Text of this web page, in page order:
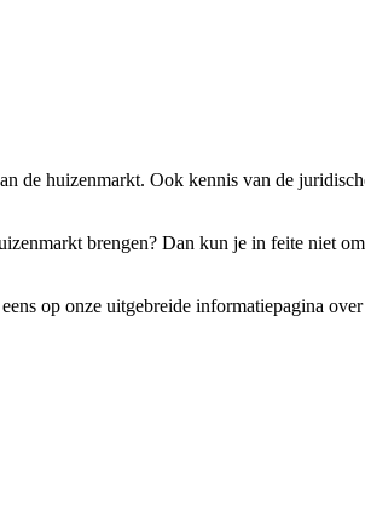
de huizenmarkt. Ook kennis van de
brengen? Dan kun je in feite niet
op onze uitgebreide informatiepagina over